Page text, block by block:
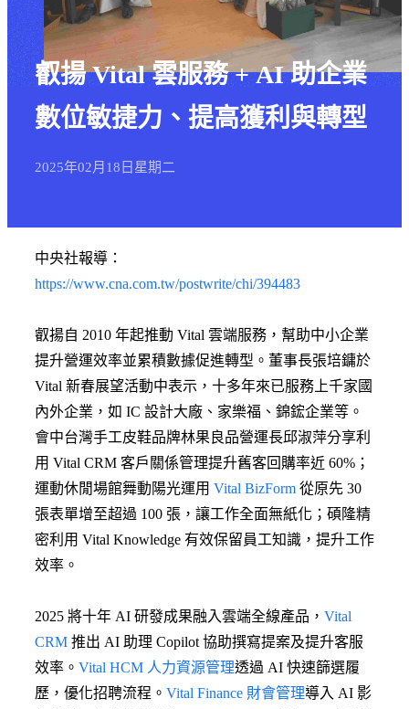
叡揚 Vital 雲服務 + AI 助企業
數位敏捷力、提高獲利與轉型
2025年02月 18日 星期二
中央社報導：
https://www.cna.com.tw/postwrite/chi/394483
叡揚自 2010 年起推動 Vital 雲端服務，幫助中小企業
提升營運效率並累積數據促進轉型。董事長張培鏞於
Vital 新春展望活動中表示，十多年來已服務上千家國
內外企業，如 IC 設計大廠、家樂福、錦鋐企業等。
會中台灣手工皮鞋品牌林果良品營運長邱淑萍分享利
用 Vital CRM 客戶關係管理提升舊客回購率近 60%；
運動休閒場館舞動陽光運用 Vital BizForm 從原先 30
張表單增至超過 100 張，讓工作全面無紙化；碩隆精
密利用 Vital Knowledge 有效保留員工知識，提升工作
效率。
2025 將十年 AI 研發成果融入雲端全線產品， Vital
CRM 推出 AI 助理 Copilot 協助撰寫提案及提升客服
效率。 Vital HCM 人力資源管理透過 AI 快速篩選履
歷，優化招聘流程。 Vital Finance 財會管理導入 AI 影